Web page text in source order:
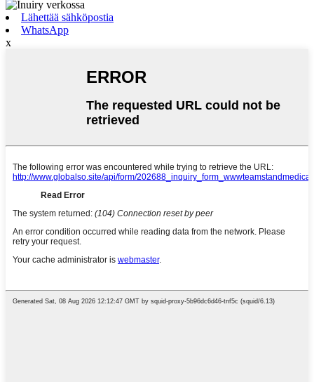
Lähettää sähköpostia
WhatsApp
x